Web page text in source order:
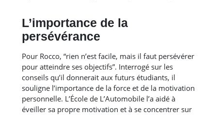
L’importance de la
persévérance
Pour Rocco, “rien n’est facile, mais il faut persévérer
pour atteindre ses objectifs”. Interrogé sur les
conseils qu’il donnerait aux futurs étudiants, il
souligne l’importance de la force et de la motivation
personnelle. L’École de L’Automobile l’a aidé à
éveiller sa propre motivation et à se concentrer sur